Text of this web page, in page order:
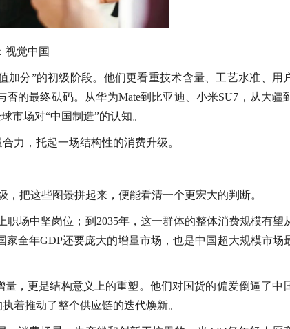
视觉中国
分”的初级阶段。他们更看重技术含量、工艺水准、用
的最终砝码。从华为Mate到比亚迪、小米SU7，从大疆
市场对“中国制造”的认知。
力，托起一场结构性的消费升级。
把这些图景拼起来，便能看清一个更宏大的判断。
场中坚岗位；到2035年，这一群体的整体消费规模有望
全年GDP还要庞大的增量市场，也是中国超大规模市场
，更是结构意义上的重塑。他们对国货的偏爱倒逼了中
着推动了整个供应链的迭代焕新。